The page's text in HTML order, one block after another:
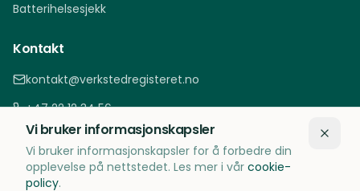
Batterihelsesjekk
Kontakt
kontakt@verkstedregisteret.no
+47 22 12 34 56
Oslo, Norge
Vi bruker informasjonskapsler
Vi bruker informasjonskapsler for å forbedre din
opplevelse på nettstedet. Les mer i vår cookie-
policy.